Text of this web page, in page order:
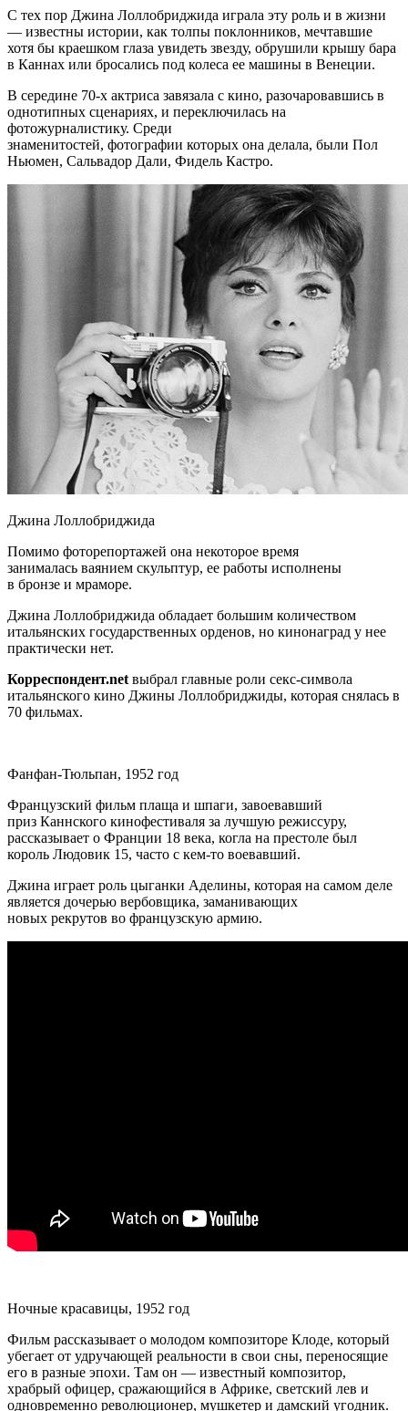
С тех пор Джина Лоллобриджида играла эту роль и в жизни
— известны истории, как толпы поклонников, мечтавшие
хотя бы краешком глаза увидеть звезду, обрушили крышу бара
в Каннах или бросались под колеса ее машины в Венеции.
В середине 70-х актриса завязала с кино, разочаровавшись в
однотипных сценариях, и переключилась на
фотожурналистику. Среди
знаменитостей, фотографии которых она делала, были Пол
Ньюмен, Сальвадор Дали, Фидель Кастро.
Джина Лоллобриджида
Помимо фоторепортажей она некоторое время
занималась ваянием скульптур, ее работы исполнены
в бронзе и мраморе.
Джина Лоллобриджида обладает большим количеством
итальянских государственных орденов, но кинонаград у нее
практически нет.
Корреспондент.net выбрал главные роли секс-символа
итальянского кино Джины Лоллобриджиды, которая снялась в
70 фильмах.
Фанфан-Тюльпан, 1952 год
Французский фильм плаща и шпаги, завоевавший
приз Каннского кинофестиваля за лучшую режиссуру,
рассказывает о Франции 18 века, когла на престоле был
король Людовик 15, часто с кем-то воевавший.
Джина играет роль цыганки Аделины, которая на самом деле
является дочерью вербовщика, заманивающих
новых рекрутов во французскую армию.
Ночные красавицы, 1952 год
Фильм рассказывает о молодом композиторе Клоде, который
убегает от удручающей реальности в свои сны, переносящие
его в разные эпохи. Там он — известный композитор,
храбрый офицер, сражающийся в Африке, светский лев и
одновременно революционер, мушкетер и дамский угодник.